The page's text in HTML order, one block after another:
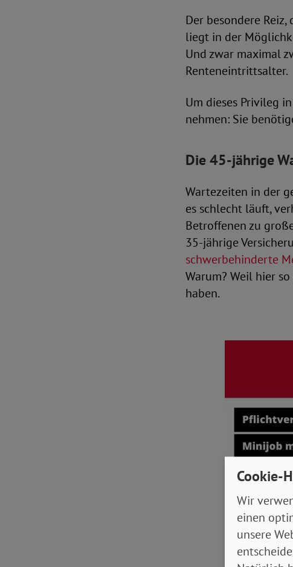
Der besondere
liegt in der
Und zwar maximal
Renteneintrittsalter.
Um dieses Privileg
nehmen: Sie
Die 45-jährige
Wartezeiten in der
es schlecht läuft,
Betroffenen zu
35-jährige
schwerbehinderte
Warum? Weil hier
haben.
Cookie-
Wir
einen
unsere